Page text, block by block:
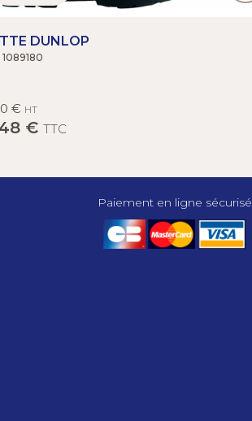
DUNLOP
1089180
€ HT
€ TTC
Paiement en ligne sécurisé